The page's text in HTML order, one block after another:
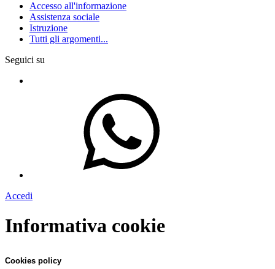
Accesso all'informazione
Assistenza sociale
Istruzione
Tutti gli argomenti...
Seguici su
Accedi
Informativa cookie
Cookies policy